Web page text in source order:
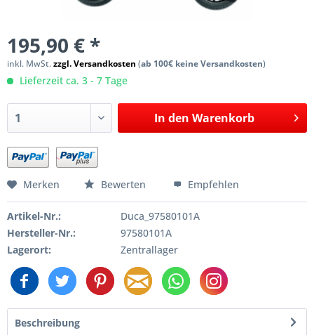
195,90 € *
inkl. MwSt.zzgl. Versandkosten (ab 100€ keine Versandkosten)
Lieferzeit ca. 3 - 7 Tage
In den Warenkorb
Merken Bewerten Empfehlen
Artikel-Nr.:
Duca_97580101A
Hersteller-Nr.:
97580101A
Lagerort:
Zentrallager
Beschreibung